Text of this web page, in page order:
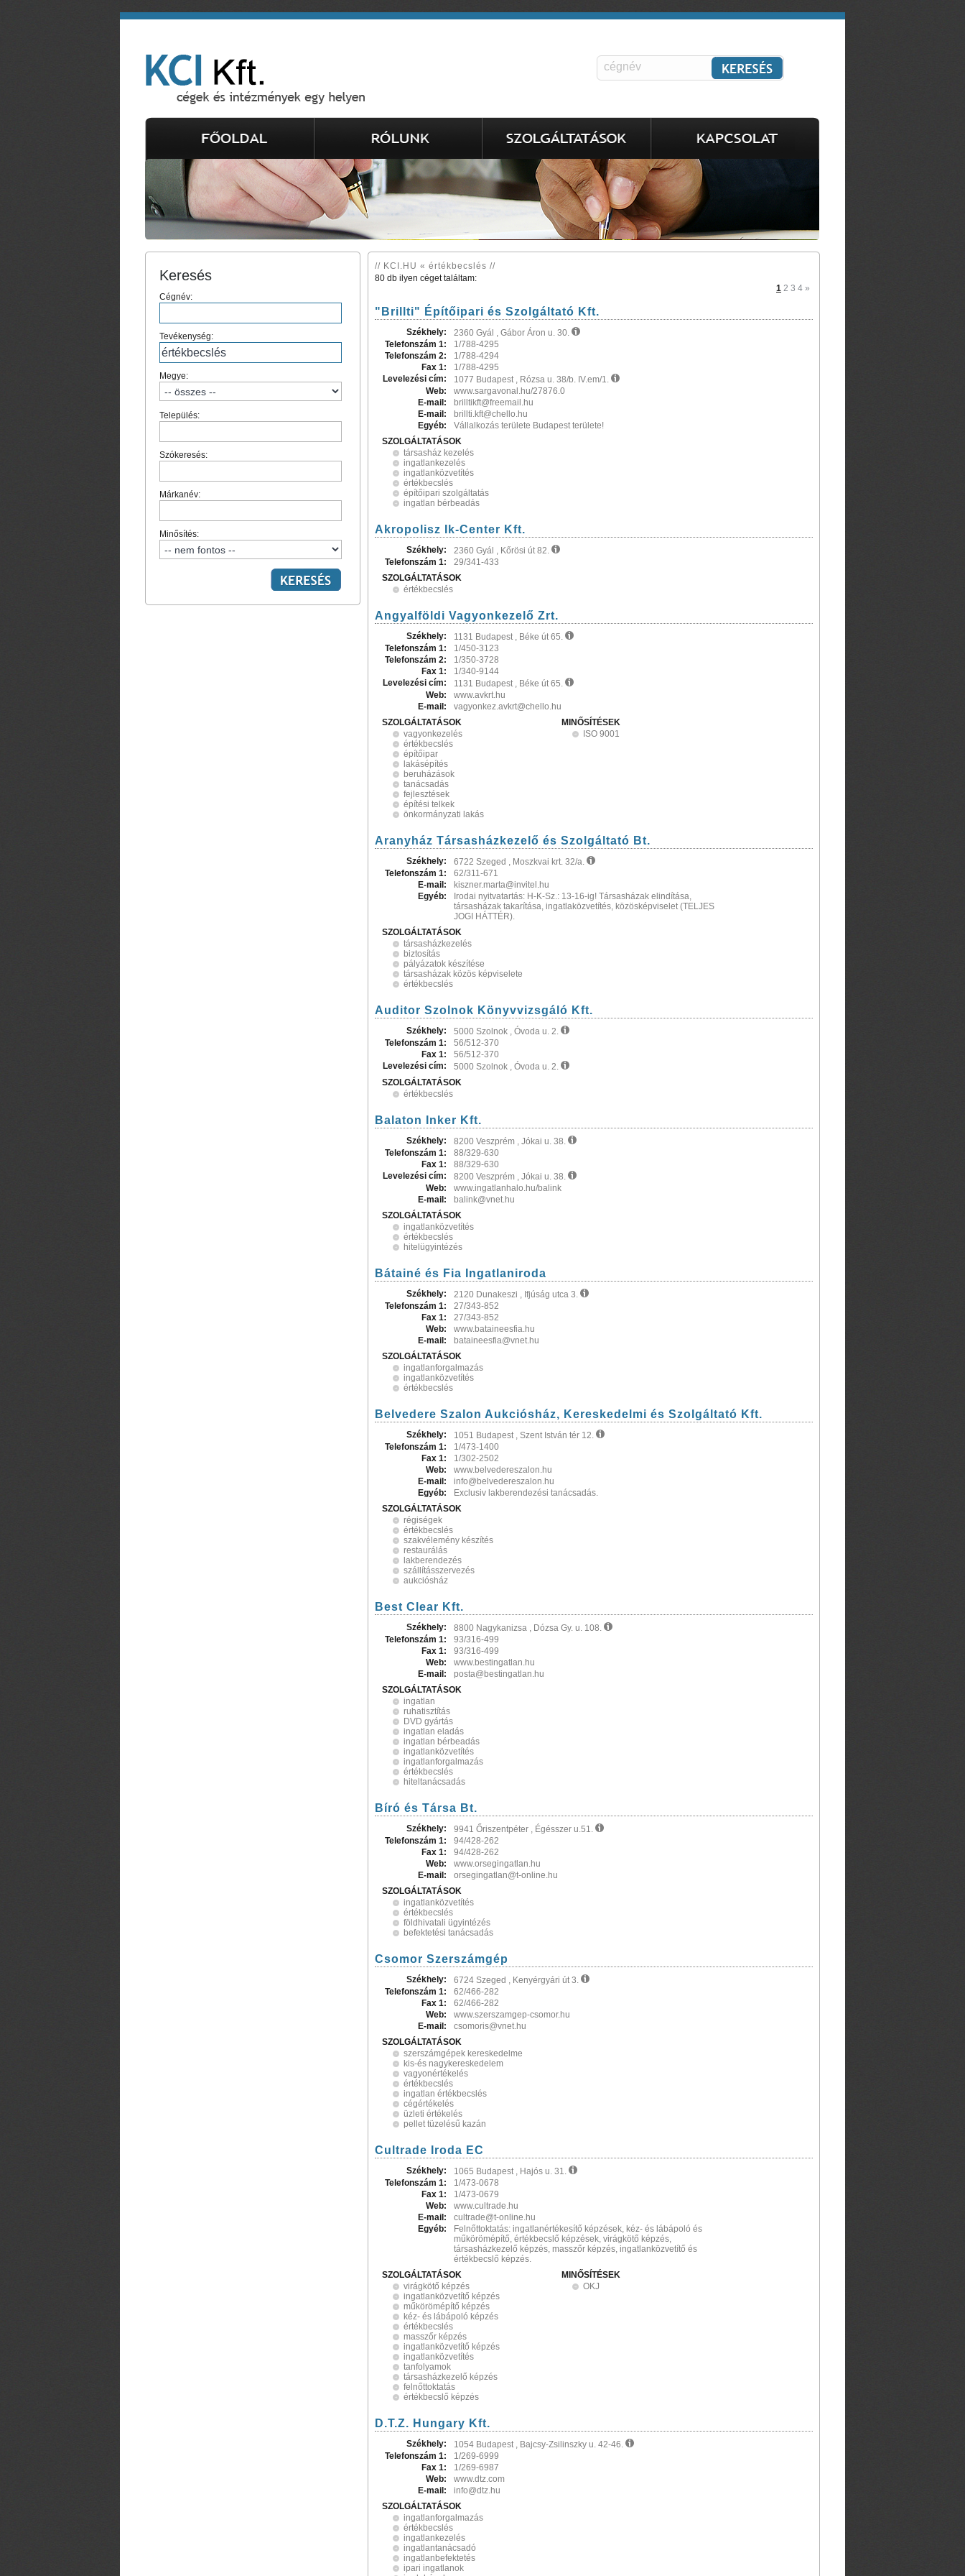
Keresés
Cégnév:
Tevékenység:
Megye:
Település:
Szókeresés:
Márkanév:
Minősítés:
// KCI.HU « értékbecslés //
80 db ilyen céget találtam:
1 2 3 4 »
"Brillti" Építőipari és Szolgáltató Kft.
Székhely:
2360 Gyál , Gábor Áron u. 30.
Telefonszám 1:
1/788-4295
Telefonszám 2:
1/788-4294
Fax 1:
1/788-4295
Levelezési cím:
1077 Budapest , Rózsa u. 38/b. IV.em/1.
Web:
www.sargavonal.hu/27876.0
E-mail:
brilltikft@freemail.hu
E-mail:
brillti.kft@chello.hu
Egyéb:
Vállalkozás területe Budapest területe!
SZOLGÁLTATÁSOK
társasház kezelés
ingatlankezelés
ingatlanközvetítés
értékbecslés
építőipari szolgáltatás
ingatlan bérbeadás
Akropolisz Ik-Center Kft.
Székhely:
2360 Gyál , Kőrösi út 82.
Telefonszám 1:
29/341-433
SZOLGÁLTATÁSOK
értékbecslés
Angyalföldi Vagyonkezelő Zrt.
Székhely:
1131 Budapest , Béke út 65.
Telefonszám 1:
1/450-3123
Telefonszám 2:
1/350-3728
Fax 1:
1/340-9144
Levelezési cím:
1131 Budapest , Béke út 65.
Web:
www.avkrt.hu
E-mail:
vagyonkez.avkrt@chello.hu
SZOLGÁLTATÁSOK
vagyonkezelés
értékbecslés
építőipar
lakásépítés
beruházások
tanácsadás
fejlesztések
építési telkek
önkormányzati lakás
MINŐSÍTÉSEK
ISO 9001
Aranyház Társasházkezelő és Szolgáltató Bt.
Székhely:
6722 Szeged , Moszkvai krt. 32/a.
Telefonszám 1:
62/311-671
E-mail:
kiszner.marta@invitel.hu
Egyéb:
Irodai nyitvatartás: H-K-Sz.: 13-16-ig! Társasházak elindítása,
társasházak takarítása, ingatlaközvetítés, közösképviselet (TELJES
JOGI HÁTTÉR).
SZOLGÁLTATÁSOK
társasházkezelés
biztosítás
pályázatok készítése
társasházak közös képviselete
értékbecslés
Auditor Szolnok Könyvvizsgáló Kft.
Székhely:
5000 Szolnok , Óvoda u. 2.
Telefonszám 1:
56/512-370
Fax 1:
56/512-370
Levelezési cím:
5000 Szolnok , Óvoda u. 2.
SZOLGÁLTATÁSOK
értékbecslés
Balaton Inker Kft.
Székhely:
8200 Veszprém , Jókai u. 38.
Telefonszám 1:
88/329-630
Fax 1:
88/329-630
Levelezési cím:
8200 Veszprém , Jókai u. 38.
Web:
www.ingatlanhalo.hu/balink
E-mail:
balink@vnet.hu
SZOLGÁLTATÁSOK
ingatlanközvetítés
értékbecslés
hitelügyintézés
Bátainé és Fia Ingatlaniroda
Székhely:
2120 Dunakeszi , Ifjúság utca 3.
Telefonszám 1:
27/343-852
Fax 1:
27/343-852
Web:
www.bataineesfia.hu
E-mail:
bataineesfia@vnet.hu
SZOLGÁLTATÁSOK
ingatlanforgalmazás
ingatlanközvetítés
értékbecslés
Belvedere Szalon Aukciósház, Kereskedelmi és Szolgáltató Kft.
Székhely:
1051 Budapest , Szent István tér 12.
Telefonszám 1:
1/473-1400
Fax 1:
1/302-2502
Web:
www.belvedereszalon.hu
E-mail:
info@belvedereszalon.hu
Egyéb:
Exclusiv lakberendezési tanácsadás.
SZOLGÁLTATÁSOK
régiségek
értékbecslés
szakvélemény készítés
restaurálás
lakberendezés
szállításszervezés
aukciósház
Best Clear Kft.
Székhely:
8800 Nagykanizsa , Dózsa Gy. u. 108.
Telefonszám 1:
93/316-499
Fax 1:
93/316-499
Web:
www.bestingatlan.hu
E-mail:
posta@bestingatlan.hu
SZOLGÁLTATÁSOK
ingatlan
ruhatisztítás
DVD gyártás
ingatlan eladás
ingatlan bérbeadás
ingatlanközvetítés
ingatlanforgalmazás
értékbecslés
hiteltanácsadás
Bíró és Társa Bt.
Székhely:
9941 Őriszentpéter , Égésszer u.51.
Telefonszám 1:
94/428-262
Fax 1:
94/428-262
Web:
www.orsegingatlan.hu
E-mail:
orsegingatlan@t-online.hu
SZOLGÁLTATÁSOK
ingatlanközvetítés
értékbecslés
földhivatali ügyintézés
befektetési tanácsadás
Csomor Szerszámgép
Székhely:
6724 Szeged , Kenyérgyári út 3.
Telefonszám 1:
62/466-282
Fax 1:
62/466-282
Web:
www.szerszamgep-csomor.hu
E-mail:
csomoris@vnet.hu
SZOLGÁLTATÁSOK
szerszámgépek kereskedelme
kis-és nagykereskedelem
vagyonértékelés
értékbecslés
ingatlan értékbecslés
cégértékelés
üzleti értékelés
pellet tüzelésű kazán
Cultrade Iroda EC
Székhely:
1065 Budapest , Hajós u. 31.
Telefonszám 1:
1/473-0678
Fax 1:
1/473-0679
Web:
www.cultrade.hu
E-mail:
cultrade@t-online.hu
Egyéb:
Felnőttoktatás: ingatlanértékesítő képzések, kéz- és lábápoló és
műkörömépítő, értékbecslő képzések, virágkötő képzés,
társasházkezelő képzés, masszőr képzés, ingatlanközvetítő és
értékbecslő képzés.
SZOLGÁLTATÁSOK
virágkötő képzés
ingatlanközvetítő képzés
műkörömépítő képzés
kéz- és lábápoló képzés
értékbecslés
masszőr képzés
ingatlanközvetítő képzés
ingatlanközvetítés
tanfolyamok
társasházkezelő képzés
felnőttoktatás
értékbecslő képzés
MINŐSÍTÉSEK
OKJ
D.T.Z. Hungary Kft.
Székhely:
1054 Budapest , Bajcsy-Zsilinszky u. 42-46.
Telefonszám 1:
1/269-6999
Fax 1:
1/269-6987
Web:
www.dtz.com
E-mail:
info@dtz.hu
SZOLGÁLTATÁSOK
ingatlanforgalmazás
értékbecslés
ingatlankezelés
ingatlantanácsadó
ingatlanbefektetés
ipari ingatlanok